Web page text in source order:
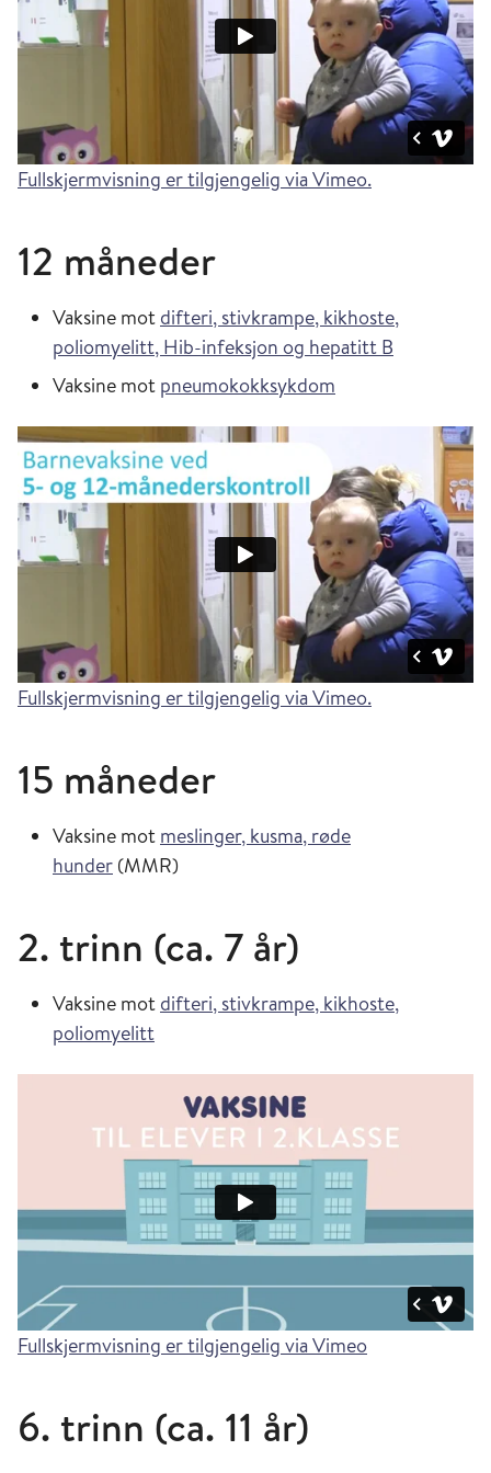
Fullskjermvisning er tilgjengelig via Vimeo.
12 måneder
Vaksine mot difteri, stivkrampe, kikhoste,
poliomyelitt, Hib-infeksjon og hepatitt B
Vaksine mot pneumokokksykdom
Fullskjermvisning er tilgjengelig via Vimeo.
15 måneder
Vaksine mot meslinger, kusma, røde
hunder (MMR)
2. trinn (ca. 7 år)
Vaksine mot difteri, stivkrampe, kikhoste,
poliomyelitt
Fullskjermvisning er tilgjengelig via Vimeo
6. trinn (ca. 11 år)